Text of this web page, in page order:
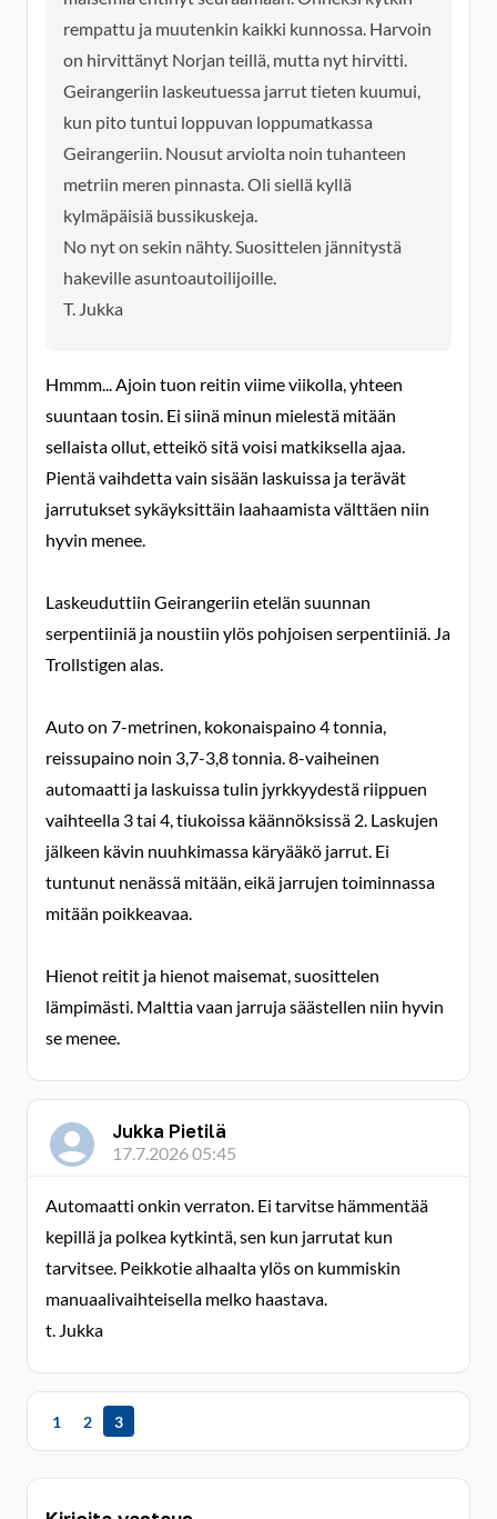
rempattu ja muutenkin kaikki kunnossa. Harvoin
on hirvittänyt Norjan teillä, mutta nyt hirvitti.
Geirangeriin laskeutuessa jarrut tieten kuumui,
kun pito tuntui loppuvan loppumatkassa
Geirangeriin. Nousut arviolta noin tuhanteen
metriin meren pinnasta. Oli siellä kyllä
kylmäpäisiä bussikuskeja.
No nyt on sekin nähty. Suosittelen jännitystä
hakeville asuntoautoilijoille.
T. Jukka
Hmmm... Ajoin tuon reitin viime viikolla, yhteen
suuntaan tosin. Ei siinä minun mielestä mitään
sellaista ollut, etteikö sitä voisi matkiksella ajaa.
Pientä vaihdetta vain sisään laskuissa ja terävät
jarrutukset sykäyksittäin laahaamista välttäen niin
hyvin menee.
Laskeuduttiin Geirangeriin etelän suunnan
serpentiiniä ja noustiin ylös pohjoisen serpentiiniä. Ja
Trollstigen alas.
Auto on 7-metrinen, kokonaispaino 4 tonnia,
reissupaino noin 3,7-3,8 tonnia. 8-vaiheinen
automaatti ja laskuissa tulin jyrkkyydestä riippuen
vaihteella 3 tai 4, tiukoissa käännöksissä 2. Laskujen
jälkeen kävin nuuhkimassa käryääkö jarrut. Ei
tuntunut nenässä mitään, eikä jarrujen toiminnassa
mitään poikkeavaa.
Hienot reitit ja hienot maisemat, suosittelen
lämpimästi. Malttia vaan jarruja säästellen niin hyvin
se menee.
Jukka Pietilä
17.7.2026 05:45
Automaatti onkin verraton. Ei tarvitse hämmentää
kepillä ja polkea kytkintä, sen kun jarrutat kun
tarvitsee. Peikkotie alhaalta ylös on kummiskin
manuaalivaihteisella melko haastava.
t. Jukka
1 2 3